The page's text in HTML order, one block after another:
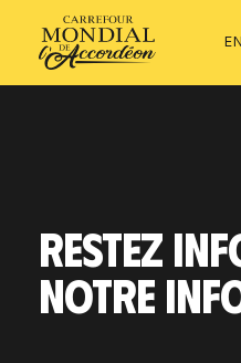
EN
RESTEZ
NOTRE